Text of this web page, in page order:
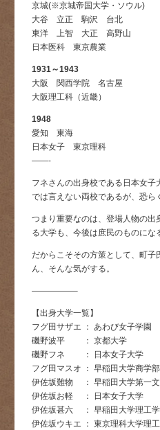
京城(※京城帝国大学・ソウル)
大谷 立正 駒沢 台北
東洋 上智 大正 高野山
日本医科 東京農業
1931～1943
大阪 関西学院 名古屋
大阪理工科（近畿）
1948
愛知 東海
日本女子 東京理科
——-
フネさんの出身校である日本女
では言えない両校であるが、恐ら
つまり重要なのは、登場人物の出
る大学も、今後は庶民のものにな
だからこそその方策として、町子
ん、そんな気がする。
—————–
【出身大学一覧】
フグ田サザエ ： あわび女子学園
磯野波平 ： 京都大学
磯野フネ ： 日本女子大学
フグ田マスオ ： 早稲田大学商学部
伊佐坂難物 ： 早稲田大学第一文
伊佐坂お軽 ： 日本女子大学
伊佐坂甚六 ： 早稲田大学理工学
伊佐坂ウキエ ： 東京理科大学理